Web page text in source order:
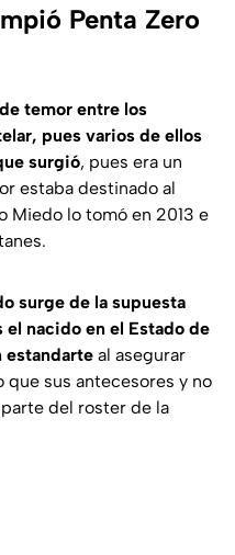
Penta Zero
temor entre los
pues varios de ellos
surgió, pues era un
estaba destinado al
Miedo lo tomó en 2013 e
surge de la supuesta
nacido en el Estado de
estandarte al asegurar
que sus antecesores y no
del roster de la